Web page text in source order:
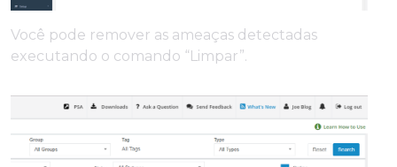
Você pode remover as ameaças detectadas
executando o comando “Limpar”.